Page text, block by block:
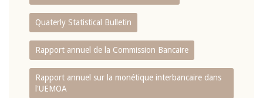
Quaterly Statistical Bulletin
Rapport annuel de la Commission Bancaire
Rapport annuel sur la monétique interbancaire dans
l'UEMOA